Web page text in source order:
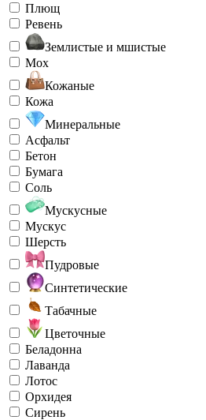
Плющ
Ревень
Землистые и мшистые
Мох
Кожаные
Кожа
Минеральные
Асфальт
Бетон
Бумага
Соль
Мускусные
Мускус
Шерсть
Пудровые
Синтетические
Табачные
Цветочные
Беладонна
Лаванда
Лотос
Орхидея
Сирень